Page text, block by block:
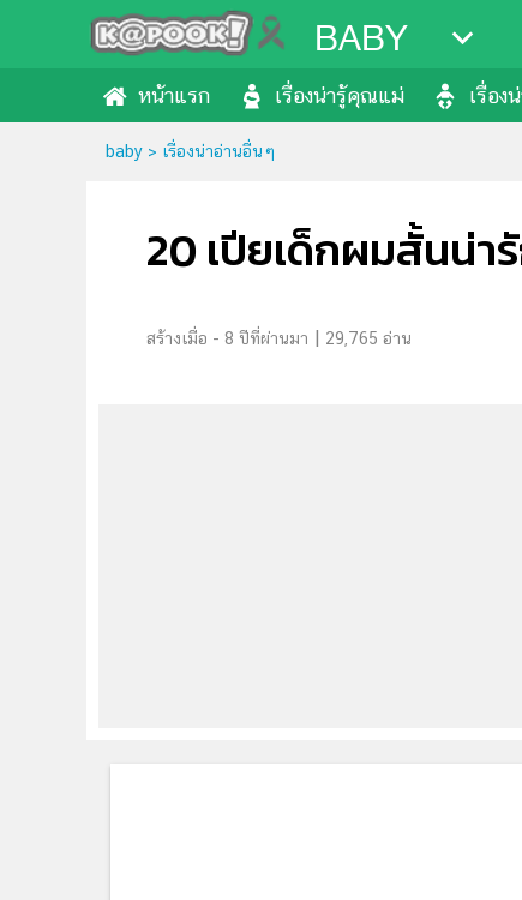
BABY
หน้าแรก เรื่องน่ารู้คุณแม่ เรื่อง
baby > เรื่องน่าอ่านอื่นๆ
20 เปียเด็กผมสั้นน่า
8 ปีที่ผ่านมา | 29,765 อ่าน